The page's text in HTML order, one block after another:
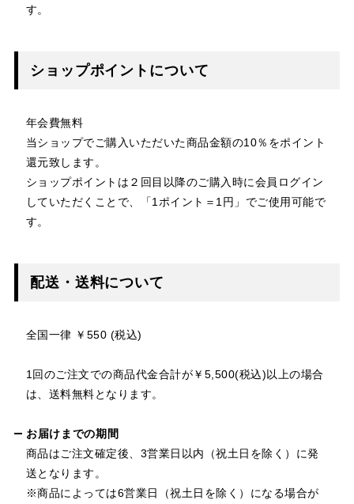
す。
ショップポイントについて
年会費無料
当ショップでご購入いただいた商品金額の10％をポイント
還元致します。
ショップポイントは２回目以降のご購入時に会員ログイン
していただくことで、「1ポイント＝1円」でご使用可能で
す。
配送・送料について
全国一律 ￥550 (税込)
1回のご注文での商品代金合計が￥5,500(税込)以上の場合
は、送料無料となります。
お届けまでの期間
商品はご注文確定後、3営業日以内（祝土日を除く）に発
送となります。
※商品によっては6営業日（祝土日を除く）になる場合が